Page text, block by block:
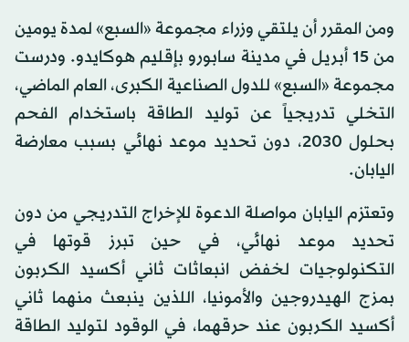
ومن المقرر أن يلتقي وزراء مجموعة «السبع» لمدة يومين
من 15 أبريل في مدينة سابورو بإقليم هوكايدو. ودرست
مجموعة «السبع» للدول الصناعية الكبرى، العام الماضي،
التخلي تدريجياً عن توليد الطاقة باستخدام الفحم
بحلول 2030، دون تحديد موعد نهائي بسبب معارضة
اليابان.
وتعتزم اليابان مواصلة الدعوة للإخراج التدريجي من دون
تحديد موعد نهائي، في حين تبرز قوتها في
التكنولوجيات لخفض انبعاثات ثاني أكسيد الكربون
بمزج الهيدروجين والأمونيا، اللذين ينبعث منهما ثاني
أكسيد الكربون عند حرقهما، في الوقود لتوليد الطاقة